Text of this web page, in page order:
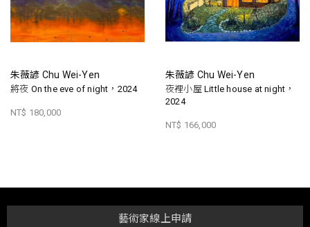
朱薇諺 Chu Wei-Yen
將夜 On the eve of night，2024
NT$ 180,000
朱薇諺 Chu Wei-Yen
夜裡小屋 Little house at night，
2024
NT$ 166,000
藝術家線上申請